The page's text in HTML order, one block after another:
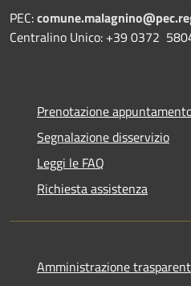
PEC:
Centralino Unico: +39 0372
Prenotazione
Segnalazione disservizio
Leggi le FAQ
Richiesta assistenza
Amministrazione